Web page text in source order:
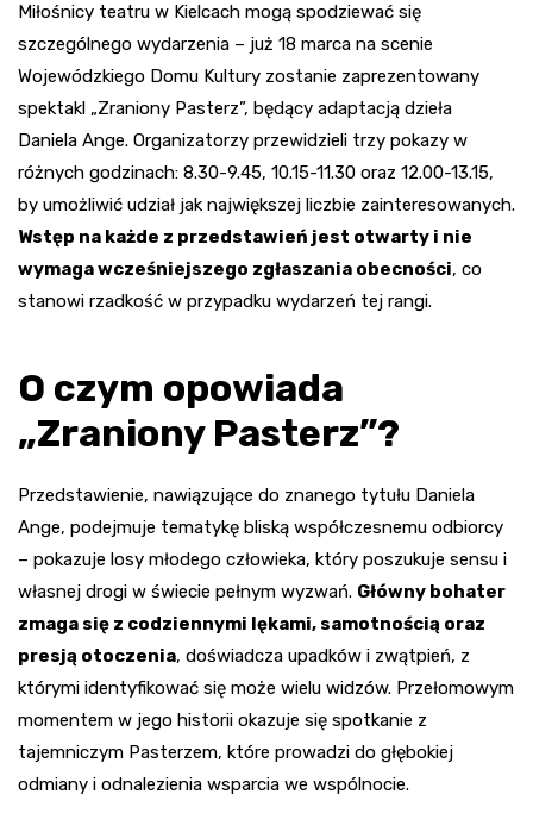
Miłośnicy teatru w Kielcach mogą spodziewać się
szczególnego wydarzenia – już 18 marca na scenie
Wojewódzkiego Domu Kultury zostanie zaprezentowany
spektakl „Zraniony Pasterz”, będący adaptacją dzieła
Daniela Ange. Organizatorzy przewidzieli trzy pokazy w
różnych godzinach: 8.30-9.45, 10.15-11.30 oraz 12.00-13.15,
by umożliwić udział jak największej liczbie zainteresowanych.
Wstęp na każde z przedstawień jest otwarty i nie
wymaga wcześniejszego zgłaszania obecności, co
stanowi rzadkość w przypadku wydarzeń tej rangi.
O czym opowiada
„Zraniony Pasterz”?
Przedstawienie, nawiązujące do znanego tytułu Daniela
Ange, podejmuje tematykę bliską współczesnemu odbiorcy
– pokazuje losy młodego człowieka, który poszukuje sensu i
własnej drogi w świecie pełnym wyzwań. Główny bohater
zmaga się z codziennymi lękami, samotnością oraz
presją otoczenia, doświadcza upadków i zwątpień, z
którymi identyfikować się może wielu widzów. Przełomowym
momentem w jego historii okazuje się spotkanie z
tajemniczym Pasterzem, które prowadzi do głębokiej
odmiany i odnalezienia wsparcia we wspólnocie.